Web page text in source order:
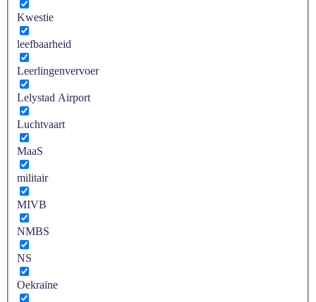
Kwestie
leefbaarheid
Leerlingenvervoer
Lelystad Airport
Luchtvaart
MaaS
militair
MIVB
NMBS
NS
Oekraïne